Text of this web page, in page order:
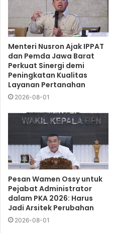
Menteri Nusron Ajak IPPAT
dan Pemda Jawa Barat
Perkuat Sinergi demi
Peningkatan Kualitas
Layanan Pertanahan
2026-08-01
Pesan Wamen Ossy untuk
Pejabat Administrator
dalam PKA 2026: Harus
Jadi Arsitek Perubahan
2026-08-01